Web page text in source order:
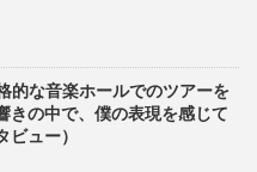
的な音楽ホールでのツアーを
きの中で、僕の表現を感じて
ビュー）